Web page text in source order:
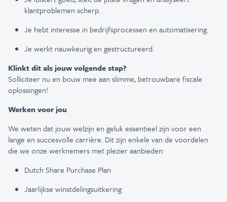
klantproblemen scherp.
Je hebt interesse in bedrijfsprocessen en automatisering.
Je werkt nauwkeurig en gestructureerd.
Klinkt dit als jouw volgende stap?
Solliciteer nu en bouw mee aan slimme, betrouwbare fiscale
oplossingen!
Werken voor jou
We weten dat jouw welzijn en geluk essentieel zijn voor een
lange en succesvolle carrière. Dit zijn enkele van de voordelen
die we onze werknemers met plezier aanbieden:
Dutch Share Purchase Plan
Jaarlijkse winstdelingsuitkering